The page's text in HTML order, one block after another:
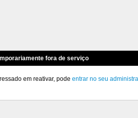
fora de serviço
em reativar, pode entrar no seu